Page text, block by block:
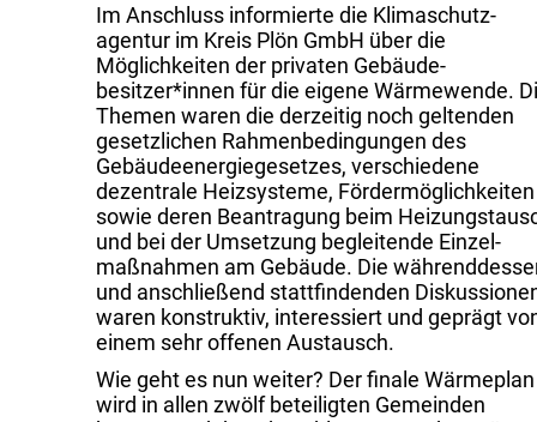
Im Anschluss informierte die Klimaschutz­
agentur im Kreis Plön GmbH über die
Möglichkeiten der privaten Gebäude­
besitzer*innen für die eigene Wärmewende.
Themen waren die derzeitig noch geltenden
gesetzlichen Rahmen­bedingungen des
Gebäude­energie­gesetzes, verschiedene
dezentrale Heizsysteme, Förder­möglichkeiten
sowie deren Beantragung beim
und bei der Umsetzung begleitende Einzel­
maßnahmen am Gebäude. Die
und anschließend stattfindenden
waren konstruktiv, interessiert und geprägt
einem sehr offenen Austausch.
Wie geht es nun weiter? Der finale Wärmeplan
wird in allen zwölf beteiligten Gemeinden